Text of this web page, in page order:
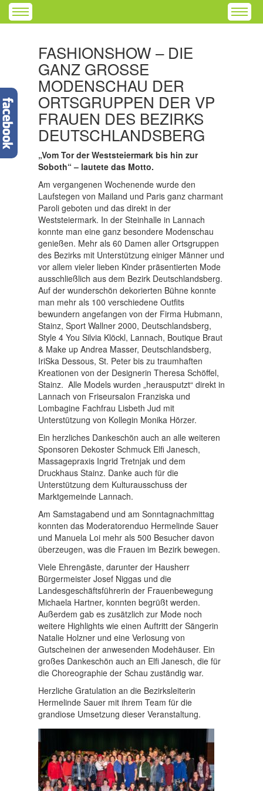
FASHIONSHOW – DIE
GANZ GROSSE M
ODENSCHAU DER O
RTSGRUPPEN DER VP F
RAUEN DES BEZIRKS D
EUTSCHLANDSBERG
„Vom Tor der Weststeiermark bis hin zur
Soboth“ – lautete das Motto.
Am vergangenen Wochenende wurde den
Laufstegen von Mailand und Paris ganz charmant
Paroli geboten und das direkt in der
Weststeiermark. In der Steinhalle in Lannach
konnte man eine ganz besondere Modenschau
genießen. Mehr als 60 Damen aller Ortsgruppen
des Bezirks mit Unterstützung einiger Männer und
vor allem vieler lieben Kinder präsentierten Mode
ausschließlich aus dem Bezirk Deutschlandsberg.
Auf der wunderschön dekorierten Bühne konnte
man mehr als 100 verschiedene Outfits
bewundern angefangen von der Firma Hubmann,
Stainz, Sport Wallner 2000, Deutschlandsberg,
Style 4 You Silvia Klöckl, Lannach, Boutique Braut
& Make up Andrea Masser, Deutschlandsberg,
IriSka Dessous, St. Peter bis zu traumhaften
Kreationen von der Designerin Theresa Schöffel,
Stainz. Alle Models wurden „herausputzt“ direkt in
Lannach von Friseursalon Franziska und
Lombagine Fachfrau Lisbeth Jud mit
Unterstützung von Kollegin Monika Hörzer.
Ein herzliches Dankeschön auch an alle weiteren
Sponsoren Dekoster Schmuck Elfi Janesch,
Massagepraxis Ingrid Tretnjak und dem
Druckhaus Stainz. Danke auch für die
Unterstützung dem Kulturausschuss der
Marktgemeinde Lannach.
Am Samstagabend und am Sonntagnachmittag
konnten das Moderatorenduo Hermelinde Sauer
und Manuela Loi mehr als 500 Besucher davon
überzeugen, was die Frauen im Bezirk bewegen.
Viele Ehrengäste, darunter der Hausherr
Bürgermeister Josef Niggas und die
Landesgeschäftsführerin der Frauenbewegung
Michaela Hartner, konnten begrüßt werden.
Außerdem gab es zusätzlich zur Mode noch
weitere Highlights wie einen Auftritt der Sängerin
Natalie Holzner und eine Verlosung von
Gutscheinen der anwesenden Modehäuser. Ein
großes Dankeschön auch an Elfi Janesch, die für
die Choreographie der Schau zuständig war.
Herzliche Gratulation an die Bezirksleiterin
Hermelinde Sauer mit ihrem Team für die
grandiose Umsetzung dieser Veranstaltung.